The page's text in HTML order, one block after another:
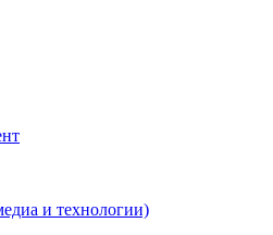
и технологии)